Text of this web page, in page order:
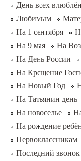
День всех
Любимым
На 1 сентября
На 9 мая
На
На День России
На Крещение
На Новый Год
На Татьянин день
На новоселье
На рождение
Первоклассникам
Последний звонок